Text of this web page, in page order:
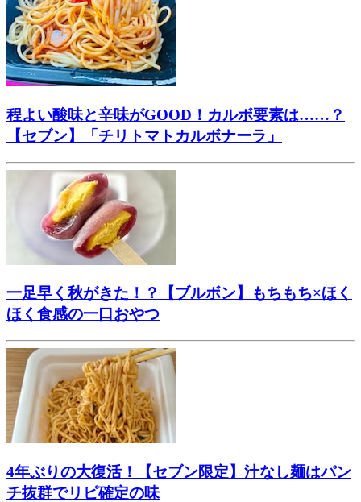
程よい酸味と辛味がGOOD！カルボ要素は……？
【セブン】「チリトマトカルボナーラ」
一足早く秋がきた！？【ブルボン】もちもち×ほく
ほく食感の一口おやつ
4年ぶりの大復活！【セブン限定】汁なし麺はパン
チ抜群でリピ確定の味